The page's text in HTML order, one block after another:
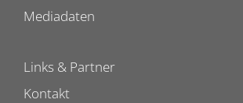
Mediadaten
Links & Partner
Kontakt